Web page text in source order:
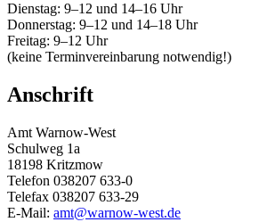
Dienstag: 9–12 und 14–16 Uhr
Donnerstag: 9–12 und 14–18 Uhr
Freitag: 9–12 Uhr
(keine Terminvereinbarung notwendig!)
Anschrift
Amt Warnow-West
Schulweg 1a
18198 Kritzmow
Telefon 038207 633-0
Telefax 038207 633-29
E-Mail: amt@warnow-west.de